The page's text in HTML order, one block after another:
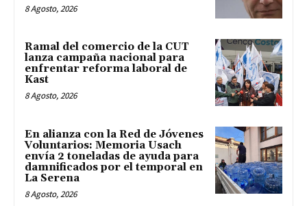
8 Agosto, 2026
Ramal del comercio de la CUT
lanza campaña nacional para
enfrentar reforma laboral de
Kast
8 Agosto, 2026
En alianza con la Red de Jóvenes
Voluntarios: Memoria Usach
envía 2 toneladas de ayuda para
damnificados por el temporal en
La Serena
8 Agosto, 2026